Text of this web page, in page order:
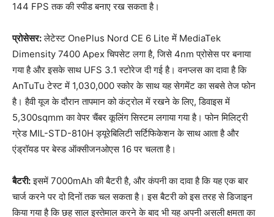
144 FPS तक की स्पीड बनाए रख सकता है।
प्रोसेसर:लेटेस्ट OnePlus Nord CE 6 Lite में MediaTek
Dimensity 7400 Apex चिपसेट लगा है, जिसे 4nm प्रोसेस पर बनाया
गया है और इसके साथ UFS 3.1 स्टोरेज दी गई है। वनप्लस का दावा है कि
AnTuTu टेस्ट में 1,030,000 स्कोर के साथ यह सेगमेंट का सबसे तेज फोन
है। हैवी यूज के दौरान तापमान को कंट्रोल में रखने के लिए, डिवाइस में
5,300sqmm का वेपर चैंबर कूलिंग सिस्टम लगाया गया है। फोन मिलिट्री
ग्रेड MIL-STD-810H ड्यूरेबिलिटी सर्टिफिकेशन के साथ आता है और
एंड्रॉयड पर बेस्ड ऑक्सीजनओएस 16 पर चलता है।
बैटरी:इसमें 7000mAh की बैटरी है, और कंपनी का दावा है कि यह एक बार
चार्ज करने पर दो दिनों तक चल सकता है। इस बैटरी को इस तरह से डिजाइन
किया गया है कि छह साल इस्तेमाल करने के बाद भी यह अपनी असली क्षमता का